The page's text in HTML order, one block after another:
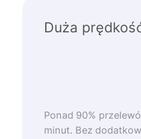
Duża
Ponad 90%
minut. Bez